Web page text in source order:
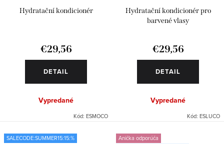
Hydratační kondicionér
€29,56
DETAIL
Vypredané
Kód: ESMOCO
Hydratační kondicionér pro
barvené vlasy
€29,56
DETAIL
Vypredané
Kód: ESLUCO
SALECODE:SUMMER15:15:%
Anička odporúča